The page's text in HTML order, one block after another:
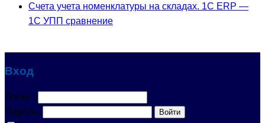
Счета учета номенклатуры на складах. 1С ERP —
1С УПП сравнение
Вход
Логин :
Пароль: